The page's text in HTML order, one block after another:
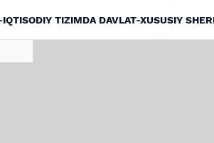
TIZIMDA DAVLAT-XUSUSIY